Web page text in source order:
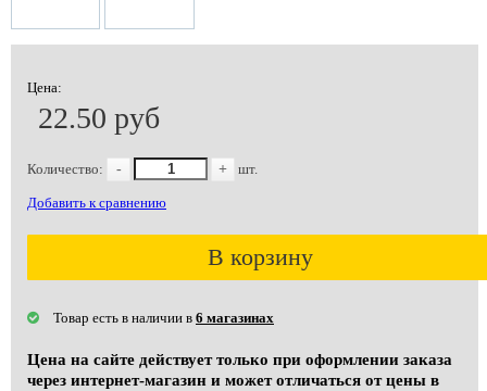
Цена:
22.50 руб
Количество: - + шт.
Добавить к сравнению
В корзину
Товар есть в наличии в 6 магазинах
Цена на сайте действует только при оформлении заказа
через интернет-магазин и может отличаться от цены в